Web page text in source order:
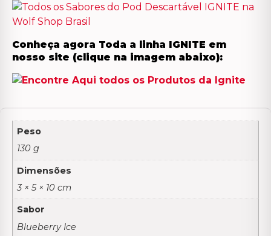
Conheça agora Toda a linha IGNITE em
nosso site (clique na imagem abaixo):
Peso
130 g
Dimensões
3 × 5 × 10 cm
Sabor
Blueberry Ice